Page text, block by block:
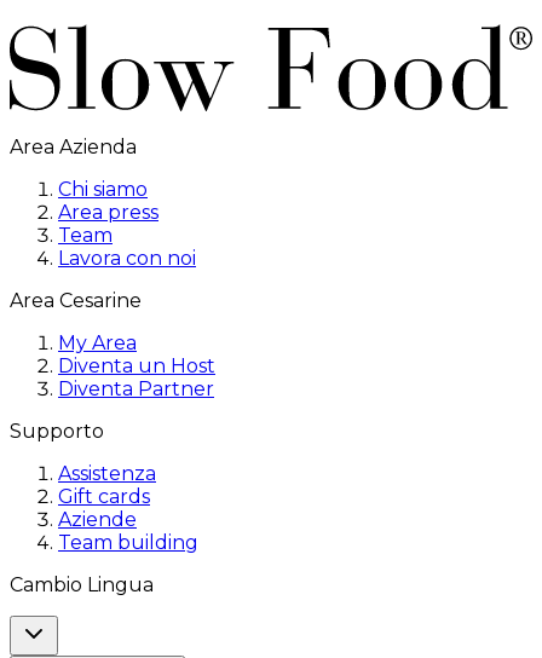
Area Azienda
Chi siamo
Area press
Team
Lavora con noi
Area Cesarine
My Area
Diventa un Host
Diventa Partner
Supporto
Assistenza
Gift cards
Aziende
Team building
Cambio Lingua